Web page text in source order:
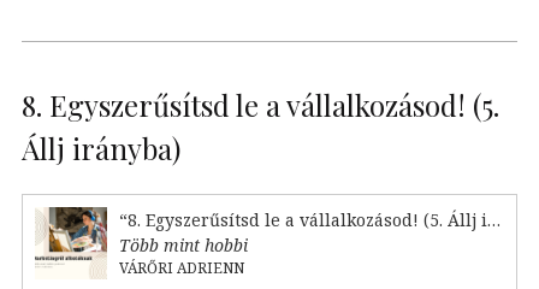
8. Egyszerűsítsd le a vállalkozásod! (5.
Állj irányba)
“8. Egyszerűsítsd le a vállalkozásod! (5. Állj irányba)”
Több mint hobbi
VÁRŐRI ADRIENN